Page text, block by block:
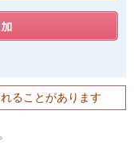
ることがあります